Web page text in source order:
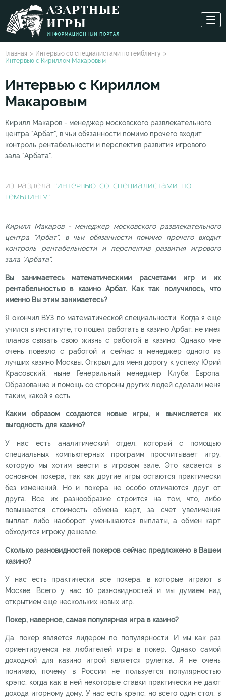
Главная
Интервью со специалистами по гемблингу
Интервью с Кириллом Макаровым
Интервью с Кириллом
Макаровым
Кирилл Макаров - менеджер московского развлекательного
центра "Арбат", в чьи обязанности помимо прочего входит
контроль рентабельности и перспектив развития игрового
зала "Арбата".
из раздела "Интервью со специалистами по
гемблингу"
Кирилл Макаров - менеджер московского развлекательного
центра "Арбат", в чьи обязанности помимо прочего входит
контроль рентабельности и перспектив развития игрового
зала "Арбата".
Вы занимаетесь математическими расчетами игр и их
рентабельностью в казино Арбат. Как так получилось, что
именно Вы этим занимаетесь?
Я окончил ВУЗ по математической специальности. Когда я еще
учился в институте, то пошел работать в казино Арбат, не имея
планов связать свою жизнь с работой в казино. Однако мне
очень повезло с работой и сейчас я менеджер одного из
лучших казино Москвы. Открыл для меня дорогу к успеху Юрий
Красовский, ныне Генеральный менеджер Клуба Европа.
Образование и помощь со стороны других людей сделали меня
таким, какой я есть.
Каким образом создаются новые игры, и вычисляется их
выгодность для казино?
У нас есть аналитический отдел, который с помощью
специальных компьютерных программ просчитывает игру,
которую мы хотим ввести в игровом зале. Это касается в
основном покера, так как другие игры остаются практически
без изменений. Но и покера не особо отличаются друг от
друга. Все их разнообразие строится на том, что, либо
повышается стоимость обмена карт, за счет увеличения
выплат, либо наоборот, уменьшаются выплаты, а обмен карт
обходится игроку дешевле.
Сколько разновидностей покеров сейчас предложено в Вашем
казино?
У нас есть практически все покера, в которые играют в
Москве. Всего у нас 10 разновидностей и мы думаем над
открытием еще нескольких новых игр.
Покер, наверное, самая популярная игра в казино?
Да, покер является лидером по популярности. И мы как раз
ориентируемся на любителей игры в покер. Однако самой
доходной для казино игрой является рулетка. Я не очень
понимаю, почему в России не пользуется популярностью
крэпс, когда как в ней некоторые ставки практически не дают
дохода игорному дому. У нас есть крэпс, но всего один стол, в